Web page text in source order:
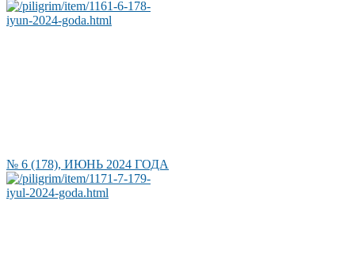
№ 6 (178), ИЮНЬ 2024 ГОДА